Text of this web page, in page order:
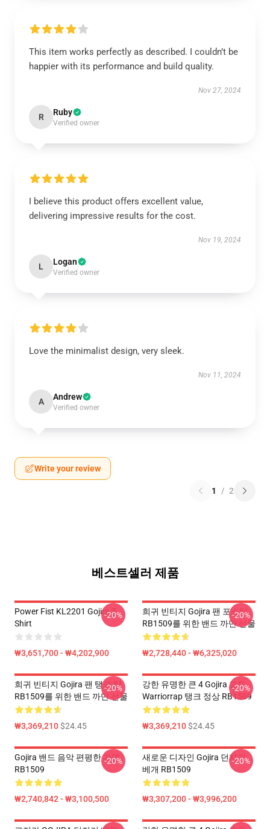
This item works perfectly as described. I couldn’t be
happier with its performance and build quality.
Nov 27, 2024
R Ruby
Verified owner
I believe this product offers excellent value,
delivering impressive results for the cost.
Nov 19, 2024
L Logan
Verified owner
Love the minimalist design, very sleek.
Nov 11, 2024
A Andrew
Verified owner
Write your review
1 / 2
베스트셀러 제품
Power Fist KL2201 Gojira T-
Shirt
₩3,651,700 - ₩4,202,900
-20%
희귀 빈티지 Gojira 팬 포스터
RB1509를 위한 밴드 까만 선물
₩2,728,440 - ₩6,325,020
-20%
희귀 빈티지 Gojira 팬 탱크 탑
RB1509를 위한 밴드 까만 선물
₩3,369,210$24.45
-20%
강한 유명한 큰 4 Gojira 고도
Warriorrap 탱크 정상 RB1509
₩3,369,210$24.45
-20%
Gojira 밴드 음악 편평한 가면
RB1509
₩2,740,842 - ₩3,100,500
-20%
새로운 디자인 Gojira 던지기
베개 RB1509
₩3,307,200 - ₩3,996,200
-20%